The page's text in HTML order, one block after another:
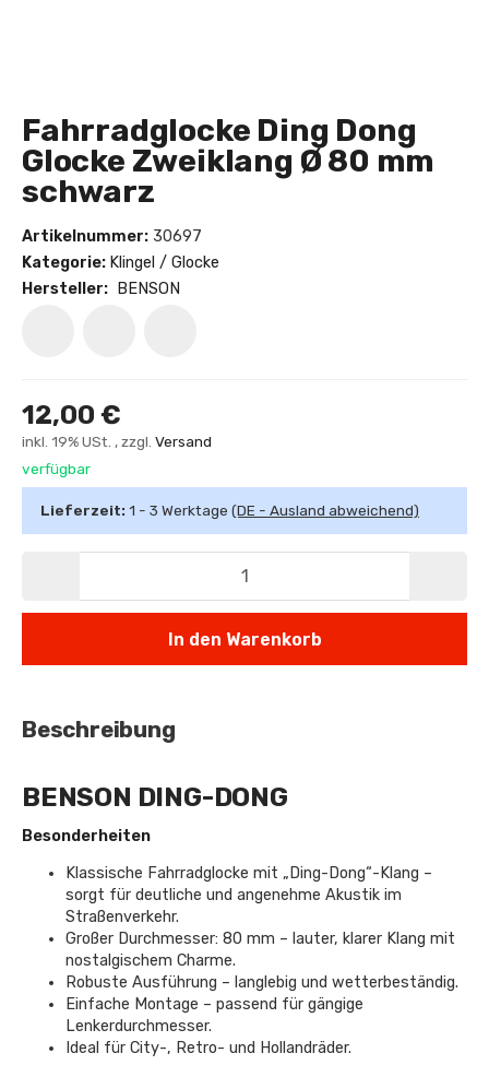
Fahrradglocke Ding Dong
Glocke Zweiklang Ø 80 mm
schwarz
Artikelnummer: 30697
Kategorie: Klingel / Glocke
Hersteller:
BENSON
12,00 €
inkl. 19% USt. , zzgl. Versand
verfügbar
Lieferzeit: 1 - 3 Werktage (DE - Ausland abweichend)
In den Warenkorb
Beschreibung
BENSON DING-DONG
Besonderheiten
Klassische Fahrradglocke mit „Ding-Dong“-Klang –
sorgt für deutliche und angenehme Akustik im
Straßenverkehr.
Großer Durchmesser: 80 mm – lauter, klarer Klang mit
nostalgischem Charme.
Robuste Ausführung – langlebig und wetterbeständig.
Einfache Montage – passend für gängige
Lenkerdurchmesser.
Ideal für City-, Retro- und Hollandräder.